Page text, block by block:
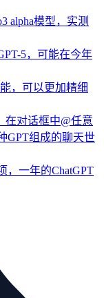
alpha模型，实测
5，可能在今年
，可以更加精细
在对话框中@任意
GPT组成的聊天世
，一年的ChatGPT